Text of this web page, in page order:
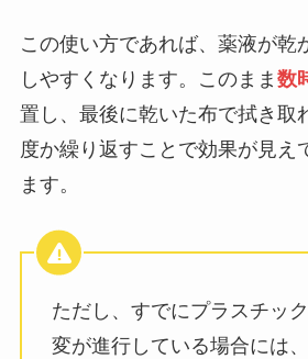
この使い方であれば、薬液が乾
しやすくなります。このまま 数
置し、最後に乾いた布で拭き取
度か繰り返すことで効果が見え
ます。
ただし、すでにプラスチッ
変が進行している場合には